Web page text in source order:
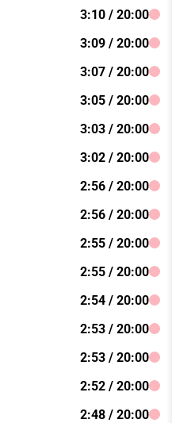
3:10 / 20:00
3:09 / 20:00
3:07 / 20:00
3:05 / 20:00
3:03 / 20:00
3:02 / 20:00
2:56 / 20:00
2:56 / 20:00
2:55 / 20:00
2:55 / 20:00
2:54 / 20:00
2:53 / 20:00
2:53 / 20:00
2:52 / 20:00
2:48 / 20:00